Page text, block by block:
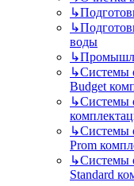
↳
↳
воды
↳
↳Системы
Budget
↳Системы
↳Системы
Prom
↳Системы
Standard